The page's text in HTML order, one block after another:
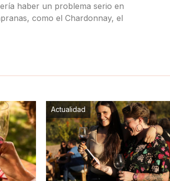
haber un problema serio en
como el Chardonnay, el
Actualidad